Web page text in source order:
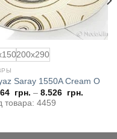
200x290
Saray 1550A Cream O
грн. – 8.526 грн.
товара: 4459